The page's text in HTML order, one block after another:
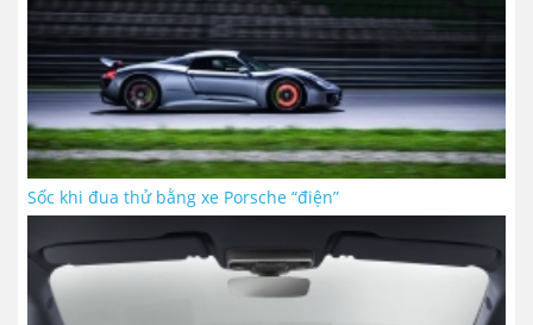
Sốc khi đua thử bằng xe Porsche “điện”